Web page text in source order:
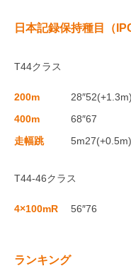
日本記録保持種目（
T44クラス
200m
28″52(+1.3m)
400m
68″67
走幅跳
5m27(+0.5m)
T44-46クラス
4×100mR 56″76
ランキング